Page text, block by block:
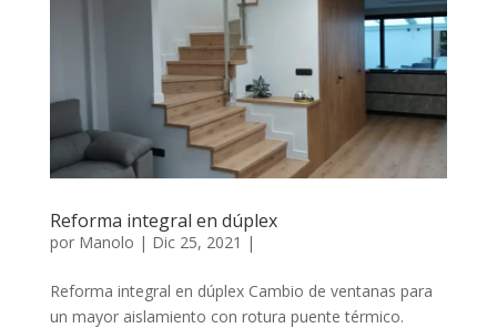
Reforma integral en dúplex
por Manolo | Dic 25, 2021 |
Reforma integral en dúplex Cambio de ventanas para
un mayor aislamiento con rotura puente térmico.